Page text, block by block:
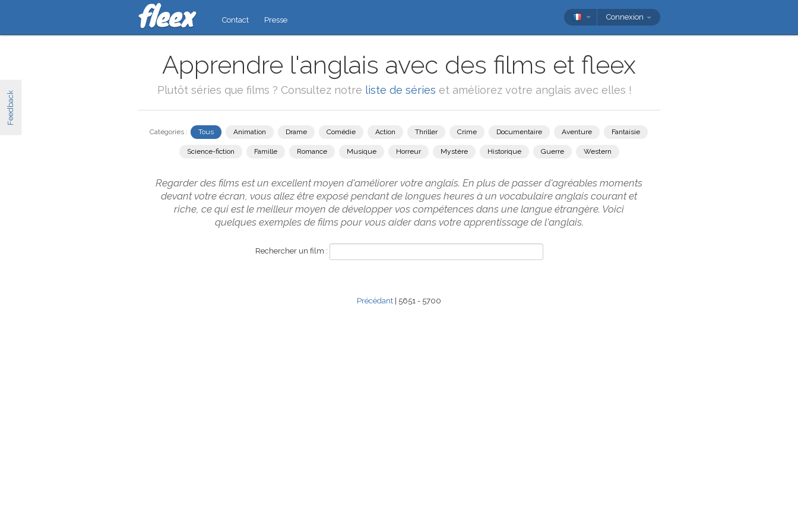
Feedback
Contact Presse Connexion
Apprendre l'anglais avec des films et fleex
Plutôt séries que films ? Consultez notre liste de séries et améliorez votre anglais avec elles !
Catégories : Tous Animation Drame Comédie Action Thriller Crime Documentaire Aventure Fantaisie
Science-fiction Famille Romance Musique Horreur Mystère Historique Guerre Western
Regarder des films est un excellent moyen d'améliorer votre anglais. En plus de passer d'agréables moments
devant votre écran, vous allez être exposé pendant de longues heures à un vocabulaire anglais courant et
riche, ce qui est le meilleur moyen de développer vos compétences dans une langue étrangère. Voici
quelques exemples de films pour vous aider dans votre apprentissage de l'anglais.
Rechercher un film :
Précédant | 5651 - 5700